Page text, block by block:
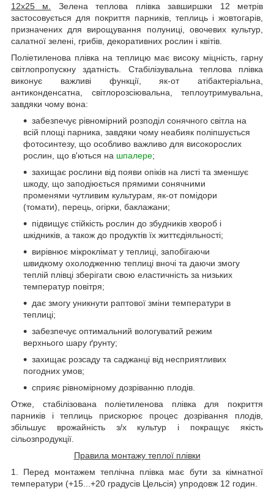
12х25 м.
Зелена теплова плівка завширшки 12 метрів
застосовується для покриття парників, теплиць і жовтогарів,
призначених для вирощування полуниці, овочевих культур,
салатної зелені, грибів, декоративних рослин і квітів.
Поліетиленова плівка на теплицю має високу міцність, гарну
світлопропускну здатність. Стабілізувальна теплова плівка
виконує важливі функції, як-от атібактеріальна,
антиконденсатна, світлорозсіювальна, теплоутримувальна,
завдяки чому вона:
забезпечує рівномірний розподіл сонячного світла на
всій площі парника, завдяки чому неабияк поліпшується
фотосинтезу, що особливо важливо для високорослих
рослин, що в'ються на шпалере;
захищає рослини від появи опіків на листі та зменшує
шкоду, що заподіюється прямими сонячними
променями чутливим культурам, як-от помідори
(томати), перець, огірки, баклажани;
підвищує стійкість рослин до збудників хвороб і
шкідників, а також до продуктів їх життєдіяльності;
вирівнює мікроклімат у теплиці, запобігаючи
швидкому охолодженню теплиці вночі та даючи змогу
теплій плівці зберігати свою еластичність за низьких
температур повітря;
дає змогу уникнути раптової зміни температури в
теплиці;
забезпечує оптимальний вологуватий режим
верхнього шару ґрунту;
захищає розсаду та саджанці від несприятливих
погодних умов;
сприяє рівномірному дозріванню плодів.
Отже, стабілізована поліетиленова плівка для покриття
парників і теплиць прискорює процес дозрівання плодів,
збільшує врожайність з/х культур і покращує якість
сільозпродукції.
Правила монтажу теплої плівки
1. Перед монтажем теплічна плівка має бути за кімнатної
температури (+15...+20 градусів Цельсія) упродовж 12 годин.